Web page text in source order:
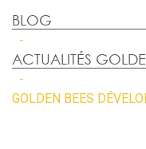
BLOG
ACTUALITÉS
GOLDEN BEES